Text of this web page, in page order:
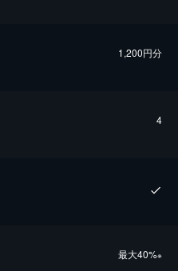
1,200円分
4
最⼤40%※